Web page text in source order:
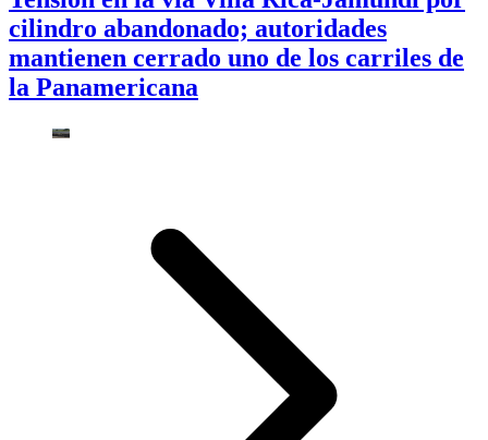
cilindro abandonado; autoridades
mantienen cerrado uno de los carriles de
la Panamericana